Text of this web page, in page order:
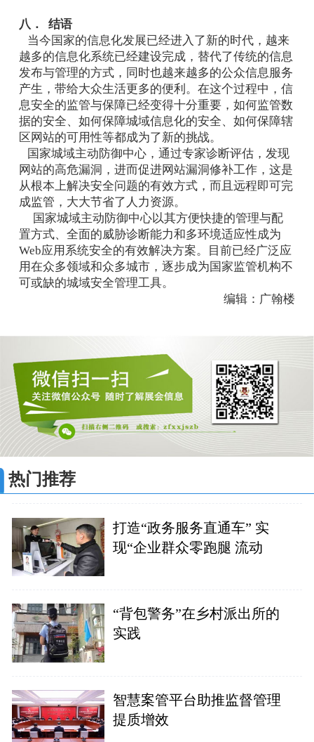
八． 结语
当今国家的信息化发展已经进入了新的时代，越来
越多的信息化系统已经建设完成，替代了传统的信息
发布与管理的方式，同时也越来越多的公众信息服务
产生，带给大众生活更多的便利。在这个过程中，信
息安全的监管与保障已经变得十分重要，如何监管数
据的安全、如何保障城域信息化的安全、如何保障辖
区网站的可用性等都成为了新的挑战。
国家城域主动防御中心，通过专家诊断评估，发现
网站的高危漏洞，进而促进网站漏洞修补工作，这是
从根本上解决安全问题的有效方式，而且远程即可完
成监管，大大节省了人力资源。
国家城域主动防御中心以其方便快捷的管理与配
置方式、全面的威胁诊断能力和多环境适应性成为
Web应用系统安全的有效解决方案。目前已经广泛应
用在众多领域和众多城市，逐步成为国家监管机构不
可或缺的城域安全管理工具。
编辑：广翰楼
热门推荐
打造“政务服务直通车” 实
现“企业群众零跑腿 流动
“背包警务”在乡村派出所的
实践
智慧案管平台助推监督管理
提质增效